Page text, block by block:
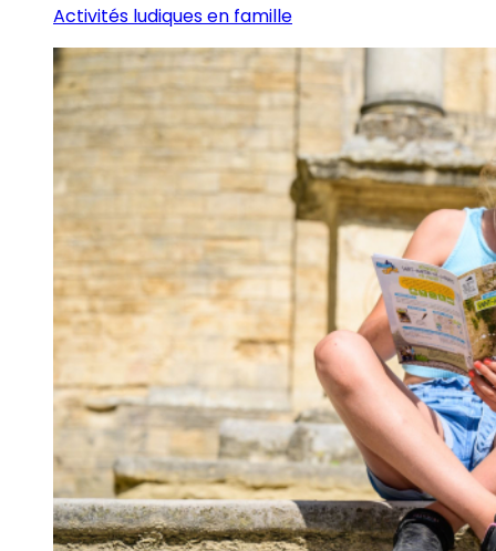
Activités ludiques en famille